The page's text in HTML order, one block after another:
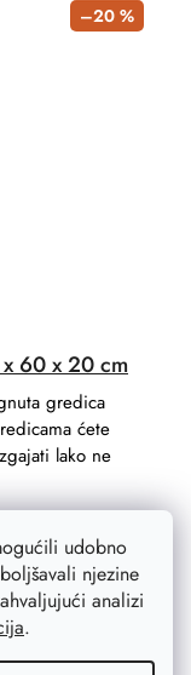
udobno
njezine
analizi
.
–20 %
60 x 20 cm
gredica
ćete
lako ne